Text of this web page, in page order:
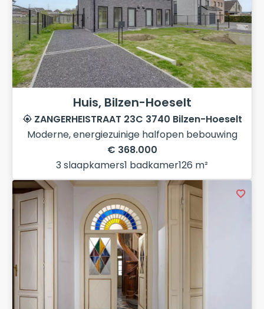
Huis, Bilzen-Hoeselt
ZANGERHEISTRAAT 23C 3740 Bilzen-Hoeselt
Moderne, energiezuinige halfopen bebouwing
€ 368.000
3 slaapkamers1 badkamer126 m²